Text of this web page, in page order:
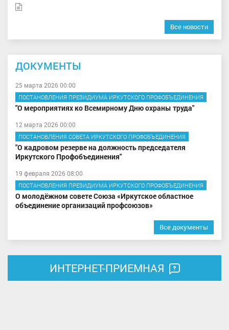
Все новости
ДОКУМЕНТЫ
25 марта 2026 00:00
ПОСТАНОВЛЕНИЯ ПРЕЗИДИУМА ИРКУТСКОГО ПРОФОБЪЕДИНЕНИЯ
"О мероприятиях ко Всемирному Дню охраны труда"
12 марта 2026 00:00
ПОСТАНОВЛЕНИЯ СОВЕТА ИРКУТСКОГО ПРОФОБЪЕДИНЕНИЯ
"О кадровом резерве на должность председателя
Иркутского Профобъединения"
19 февраля 2026 08:00
ПОСТАНОВЛЕНИЯ ПРЕЗИДИУМА ИРКУТСКОГО ПРОФОБЪЕДИНЕНИЯ
О молодёжном совете Союза «Иркутское областное
объединение организаций профсоюзов»
Все документы
ИНТЕРНЕТ-ПРИЕМНАЯ